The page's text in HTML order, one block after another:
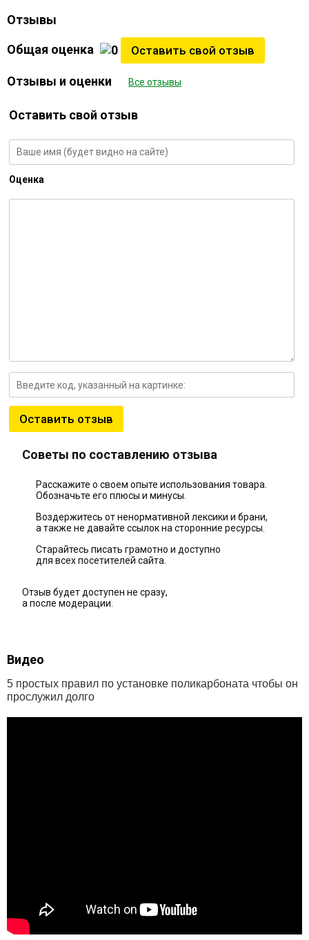
Отзывы
Общая оценка Оставить свой отзыв
Отзывы и оценки Все отзывы
Оставить свой отзыв
Оценка
Оставить отзыв
Советы по составлению отзыва
Расскажите о своем опыте использования товара.
Обозначьте его плюсы и минусы.
Воздержитесь от ненормативной лексики и брани,
а также не давайте ссылок на сторонние ресурсы.
Старайтесь писать грамотно и доступно
для всех посетителей сайта.
Отзыв будет доступен не сразу,
а после модерации.
Видео
5 простых правил по установке поликарбоната чтобы он
прослужил долго